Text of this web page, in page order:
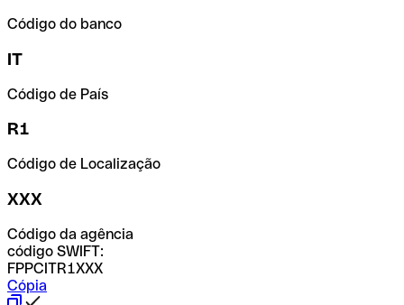
Código do banco
IT
Código de País
R1
Código de Localização
XXX
Código da agência
código SWIFT:
FPPCITR1XXX
Cópia